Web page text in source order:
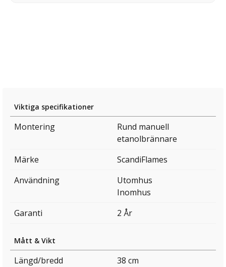
Viktiga specifikationer
Montering
Rund manuell
etanolbrännare
Märke
ScandiFlames
Användning
Utomhus
Inomhus
Garanti
2 År
Mått & Vikt
Längd/bredd
38 cm